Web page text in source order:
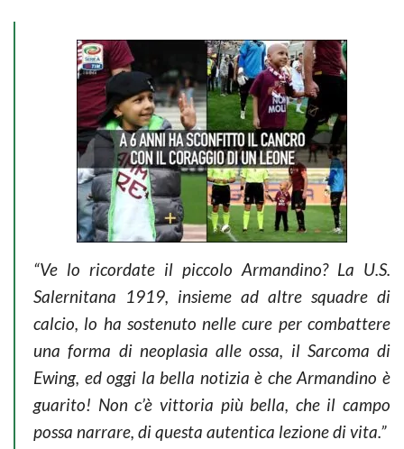
“Ve lo ricordate il piccolo Armandino? La U.S.
Salernitana 1919, insieme ad altre squadre di
calcio, lo ha sostenuto nelle cure per combattere
una forma di neoplasia alle ossa, il Sarcoma di
Ewing, ed oggi la bella notizia è che Armandino è
guarito! Non c’è vittoria più bella, che il campo
possa narrare, di questa autentica lezione di vita.”